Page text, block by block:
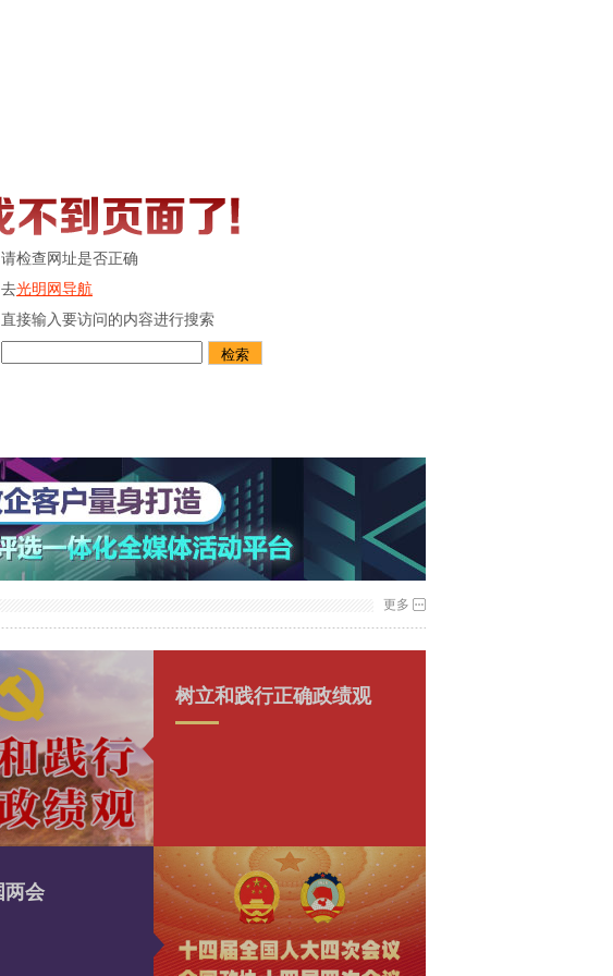
请检查网址是否正确
去光明网导航
直接输入要访问的内容进行搜索